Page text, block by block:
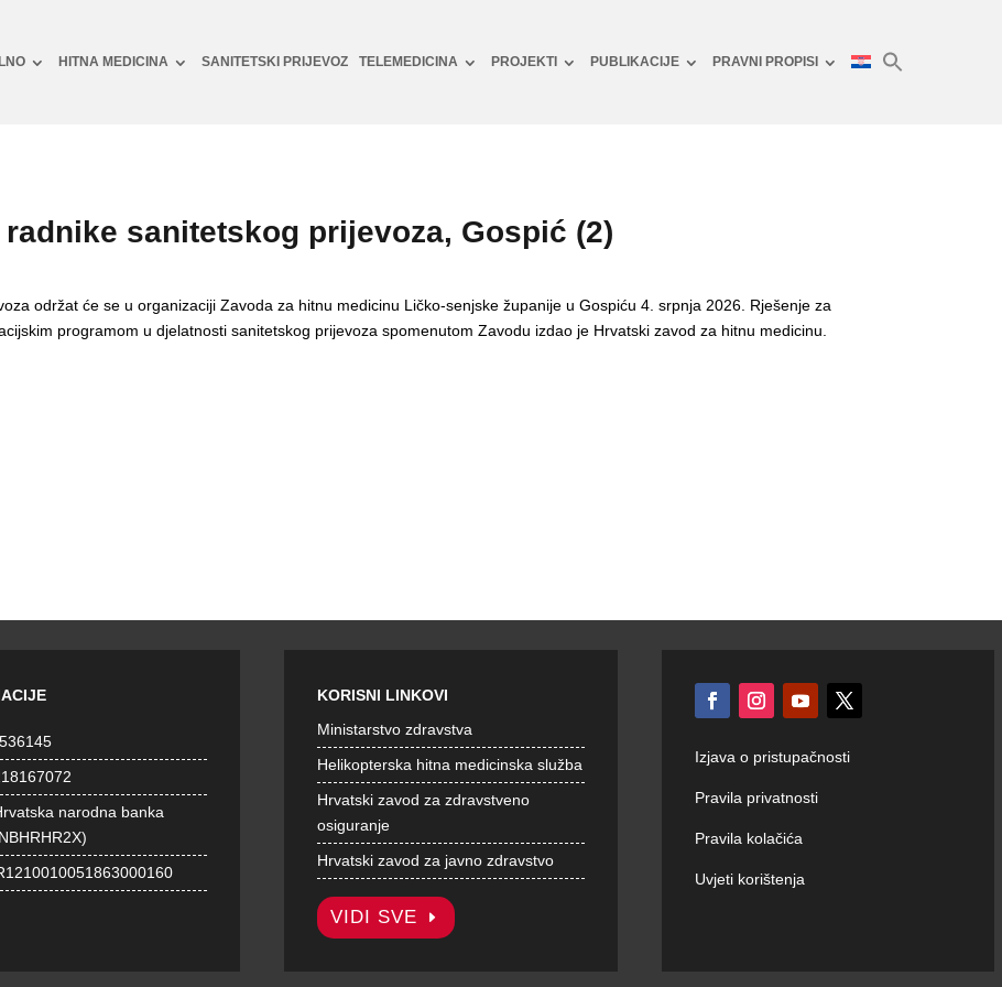
HITNA MEDICINA SANITETSKI PRIJEVOZ TELEMEDICINA PROJEKTI PUBLIKACIJE PRAVNI PROPISI
sanitetskog prijevoza, Gospić (2)
održat će se u organizaciji Zavoda za hitnu medicinu Ličko-senjske županije u Gospiću 4. srpnja 2026. Rješenje za
programom u djelatnosti sanitetskog prijevoza spomenutom Zavodu izdao je Hrvatski zavod za hitnu medicinu.
narodna banka
KORISNI LINKOVI
Ministarstvo zdravstva
Helikopterska hitna medicinska služba
Hrvatski zavod za zdravstveno
osiguranje
Hrvatski zavod za javno zdravstvo
VIDI SVE
Izjava o pristupačnosti
Pravila privatnosti
Pravila kolačića
Uvjeti korištenja